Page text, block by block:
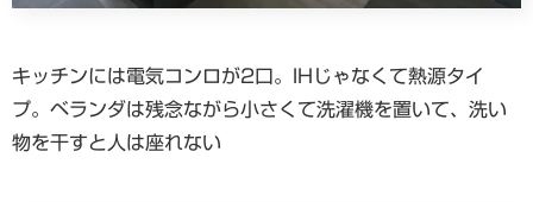
キッチンには電気コンロが2口。IHじゃなくて熱源タイ
プ。ベランダは残念ながら小さくて洗濯機を置いて、洗い
物を干すと人は座れない